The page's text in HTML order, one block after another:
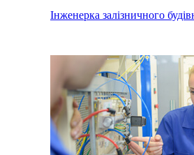
Інженерка залізничного